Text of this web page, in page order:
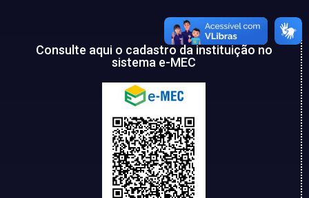
Consulte aqui o cadastro da instituição no
sistema e-MEC